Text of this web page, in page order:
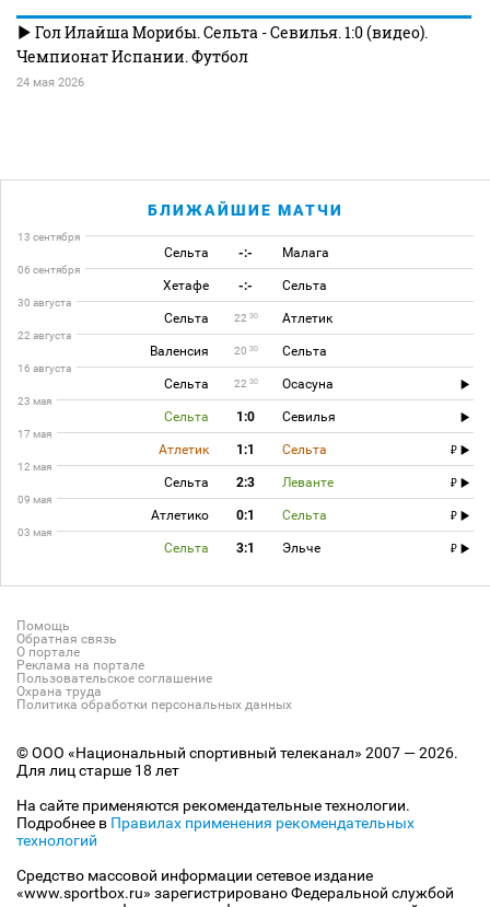
Гол Илайша Морибы. Сельта - Севилья. 1:0 (видео).
Чемпионат Испании. Футбол
24 мая 2026
БЛИЖАЙШИЕ МАТЧИ
13 сентября
Сельта -:- Малага
06 сентября
Хетафе -:- Сельта
30 августа
Сельта 22 30 Атлетик
22 августа
Валенсия 20 30 Сельта
16 августа
Сельта 22 30 Осасуна
23 мая
Сельта 1:0 Севилья
17 мая
Атлетик 1:1 Сельта
12 мая
Сельта 2:3 Леванте
09 мая
Атлетико 0:1 Сельта
03 мая
Сельта 3:1 Эльче
Помощь
Обратная связь
О портале
Реклама на портале
Пользовательское соглашение
Охрана труда
Политика обработки персональных данных
© ООО «Национальный спортивный телеканал» 2007 — 2026.
Для лиц старше 18 лет
На сайте применяются рекомендательные технологии.
Подробнее в Правилах применения рекомендательных
технологий
Средство массовой информации сетевое издание
«www.sportbox.ru» зарегистрировано Федеральной службой